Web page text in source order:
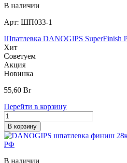
В наличии
Арт: ШП033-1
Шпатлевка DANOGIPS SuperFinish
Хит
Советуем
Акция
Новинка
55,60 Br
Перейти в корзину
В корзину
В наличии